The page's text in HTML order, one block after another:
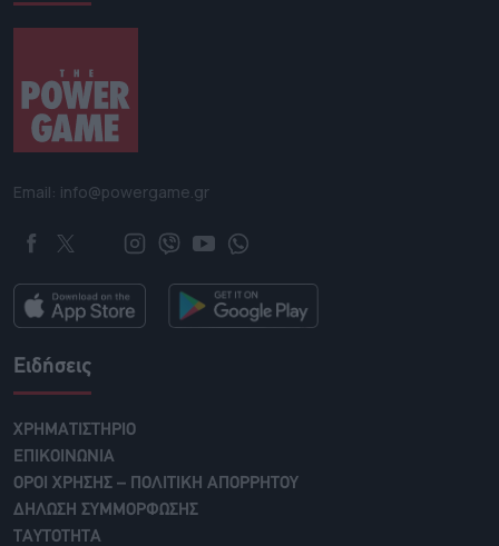
Email: info@powergame.gr
Ειδήσεις
ΧΡΗΜΑΤΙΣΤΗΡΙΟ
ΕΠΙΚΟΙΝΩΝΙΑ
ΟΡΟΙ ΧΡΗΣΗΣ – ΠΟΛΙΤΙΚΗ ΑΠΟΡΡΗΤΟΥ
ΔΗΛΩΣΗ ΣΥΜΜΟΡΦΩΣΗΣ
ΤΑΥΤΟΤΗΤΑ